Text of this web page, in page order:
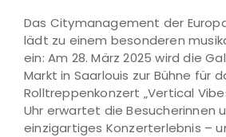
Das Citymanagement der
lädt zu einem besonderen
ein: Am 28. März 2025 wird die
Markt in Saarlouis zur Bühne für
Rolltreppenkonzert „Vertical
Uhr erwartet die Besucherinnen
einzigartiges Konzerterlebnis –